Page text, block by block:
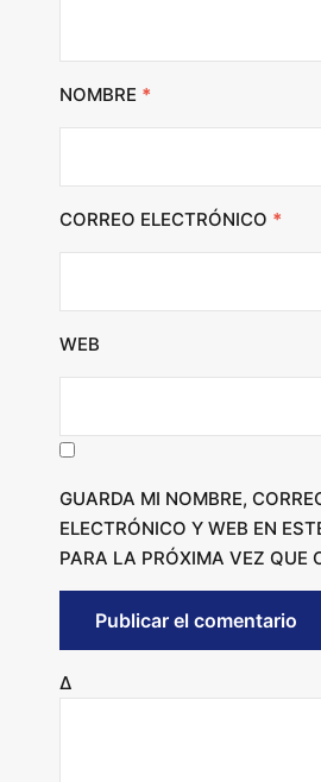
NOMBRE *
CORREO ELECTRÓNICO *
WEB
GUARDA MI NOMBRE,
ELECTRÓNICO Y WEB EN
PARA LA PRÓXIMA VEZ QUE
Δ